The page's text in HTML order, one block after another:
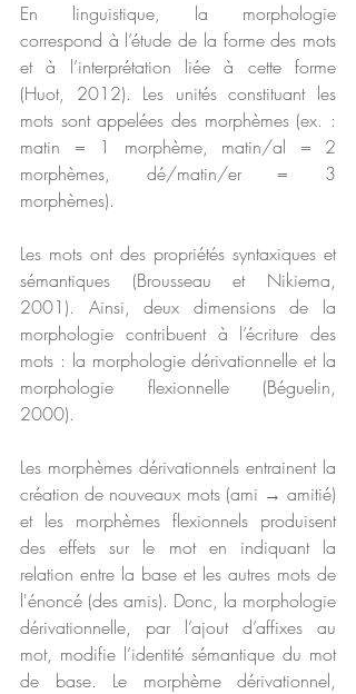
En linguistique, la morphologie
correspond à l’étude de la forme des mots
et à l’interprétation liée à cette forme
(Huot, 2012). Les unités constituant les
mots sont appelées des morphèmes (ex. :
matin = 1 morphème, matin/al = 2
morphèmes, dé/matin/er = 3
morphèmes).
Les mots ont des propriétés syntaxiques et
sémantiques (Brousseau et Nikiema,
2001). Ainsi, deux dimensions de la
morphologie contribuent à l’écriture des
mots : la morphologie dérivationnelle et la
morphologie flexionnelle (Béguelin,
2000).
Les morphèmes dérivationnels entrainent la
création de nouveaux mots (ami → amitié)
et les morphèmes flexionnels produisent
des effets sur le mot en indiquant la
relation entre la base et les autres mots de
l'énoncé (des amis). Donc, la morphologie
dérivationnelle, par l’ajout d’affixes au
mot, modifie l’identité sémantique du mot
de base. Le morphème dérivationnel,